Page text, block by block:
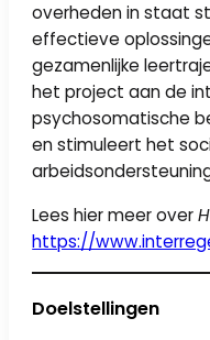
overheden in staat
effectieve
gezamenlijke
het project aan de
psychosomatische
en stimuleert het
Lees hier meer over
https://
Doelstellingen